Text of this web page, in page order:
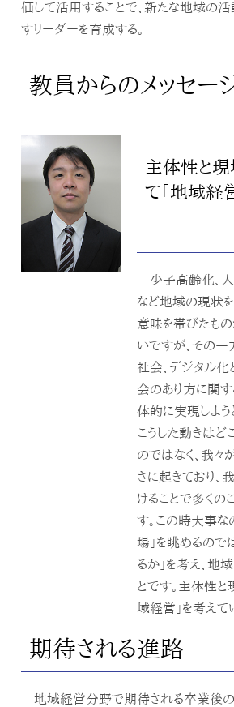
価して活用することで、新たな地域の
すリーダーを育成する。
教員からのメッセー
主体性と
て「地域経
少子高齢化、人
など地域の現状
意味を帯びたも
いですが、その
社会、デジタル
会のあり方に関
体的に実現しよう
こうした動きはど
のではなく、我々
さに起きており、
けることで多くの
す。この時大事な
場」を眺めるので
るか」を考え、地
とです。主体性と
域経営」を考えて
期待される進路
地域経営分野で期待される卒業後の